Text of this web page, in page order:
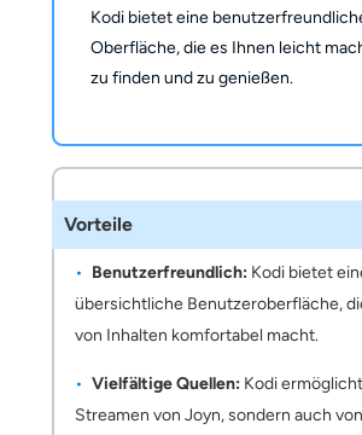
Kodi bietet eine
Oberfläche, die es Ihnen leicht
zu finden und zu genießen.
Vorteile
Benutzerfreundlich: Kodi bietet
übersichtliche Benutzeroberfläche,
von Inhalten komfortabel macht.
Vielfältige Quellen: Kodi
Streamen von Joyn, sondern auch